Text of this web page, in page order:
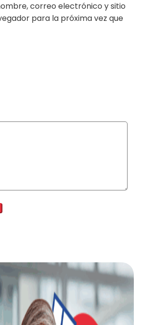
correo electrónico y sitio
para la próxima vez que